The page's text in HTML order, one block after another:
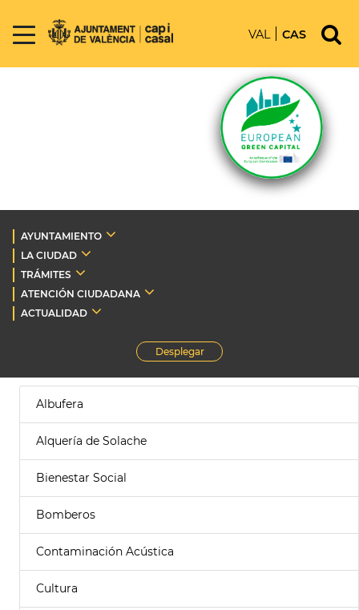
VAL CAS
AYUNTAMIENTO
LA CIUDAD
TRÁMITES
ATENCIÓN CIUDADANA
ACTUALIDAD
Desplegar
Albufera
Alquería de Solache
Bienestar Social
Bomberos
Contaminación Acústica
Cultura